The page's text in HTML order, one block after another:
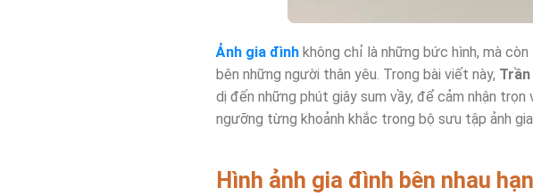
Ảnh gia đình không chỉ là những bức hình, mà
bên những người thân yêu. Trong bài viết này,
dị đến những phút giây sum vầy, để cảm nhận
ngưỡng từng khoảnh khắc trong bộ sưu tập ảnh
Hình ảnh gia đình bên nhau